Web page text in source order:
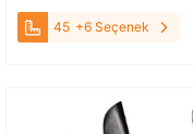
45 +6 Seçenek